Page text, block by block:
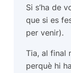
Si s’ha de
que si es
per venir).
Tia, al final
perquè hi